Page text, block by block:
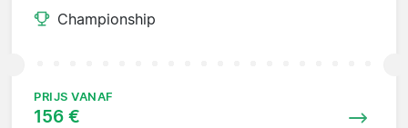
Championship
PRIJS VANAF
156 €